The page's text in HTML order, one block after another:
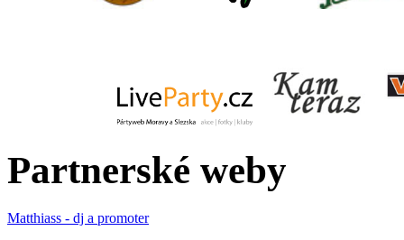
Partnerské weby
Matthiass - dj a promoter